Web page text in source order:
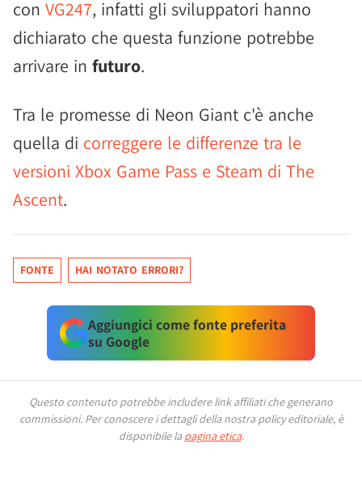
con VG247, infatti gli sviluppatori hanno
dichiarato che questa funzione potrebbe
arrivare in futuro.
Tra le promesse di Neon Giant c'è anche
quella di correggere le differenze tra le
versioni Xbox Game Pass e Steam di The
Ascent.
FONTE HAI NOTATO ERRORI?
Aggiungici come fonte preferita
su Google
Questo contenuto potrebbe includere link affiliati che generano
commissioni. Per conoscere i dettagli della nostra policy editoriale, è
disponibile la pagina etica.